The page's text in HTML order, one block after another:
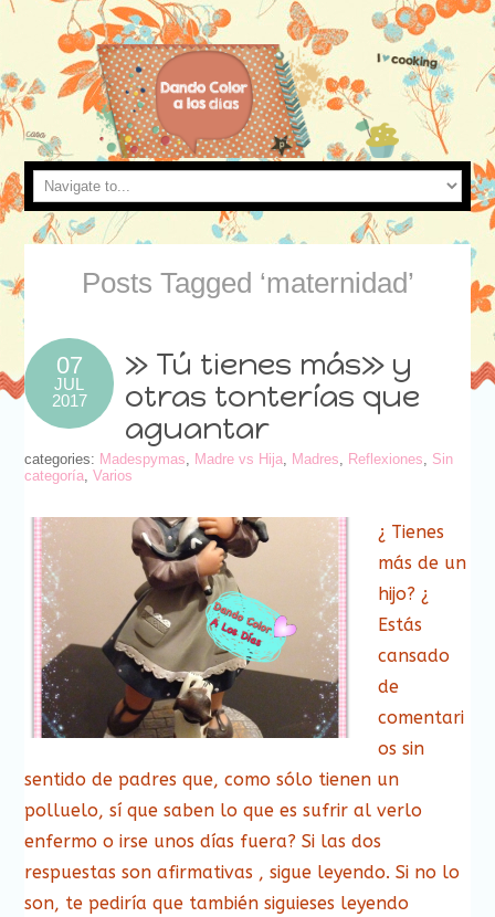
Posts Tagged ‘maternidad’
07
JUL
2017
» Tú tienes más» y
otras tonterías que
aguantar
categories: Madespymas Madre vs Hija Madres Reflexiones
Sin
categoría ,Varios
¿ Tienes
más de un
hijo? ¿
Estás
cansado
de
comentari
os sin
sentido de padres que, como sólo tienen un
polluelo, sí que saben lo que es sufrir al verlo
enfermo o irse unos días fuera? Si las dos
respuestas son afirmativas , sigue leyendo. Si no lo
son, te pediría que también siguieses leyendo